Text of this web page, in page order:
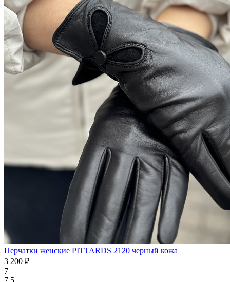
Перчатки женские PITTARDS 2120 черный кожа
3 200 ₽
7
7.5